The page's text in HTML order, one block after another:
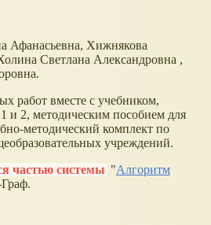
Афанасьевна, Хижнякова
Светлана Александровна ,
работ вместе с учебником,
и 2, методическим пособием для
методический комплект по
учреждений.
частью системы "Алгоритм